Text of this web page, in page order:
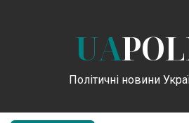
UA
Політичні новини